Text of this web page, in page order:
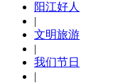
阳江好人
|
文明旅游
|
我们节日
|